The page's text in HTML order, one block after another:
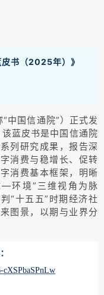
书（2025年）》
中国信通院”）正式发
蓝皮书是中国信通院
列研究成果，报告深
消费与稳增长、促转
消费基本框架，明晰
环境”三维视角为脉
“十五五”时期经济社
图景，以期与业界分
cXSPbaSPnLw